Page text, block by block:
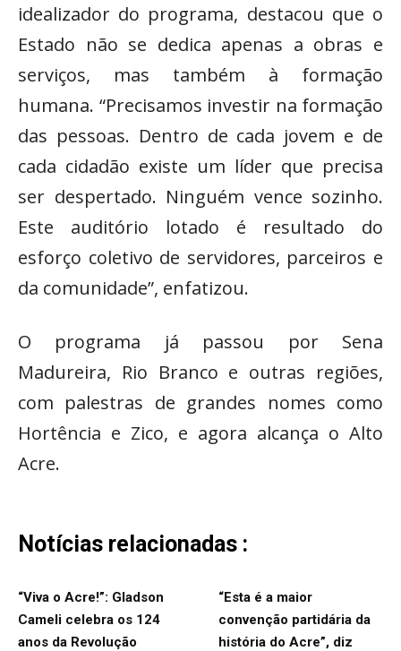
idealizador do programa, destacou que o
Estado não se dedica apenas a obras e
serviços, mas também à formação
humana. “Precisamos investir na formação
das pessoas. Dentro de cada jovem e de
cada cidadão existe um líder que precisa
ser despertado. Ninguém vence sozinho.
Este auditório lotado é resultado do
esforço coletivo de servidores, parceiros e
da comunidade”, enfatizou.
O programa já passou por Sena
Madureira, Rio Branco e outras regiões,
com palestras de grandes nomes como
Hortência e Zico, e agora alcança o Alto
Acre.
Notícias relacionadas :
“Viva o Acre!”: Gladson
Cameli celebra os 124
anos da Revolução
“Esta é a maior
convenção partidária da
história do Acre”, diz